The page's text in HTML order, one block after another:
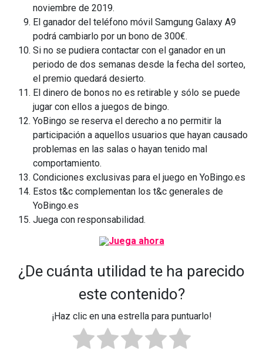
noviembre de 2019.
El ganador del teléfono móvil Samgung Galaxy A9
podrá cambiarlo por un bono de 300€.
Si no se pudiera contactar con el ganador en un
periodo de dos semanas desde la fecha del sorteo,
el premio quedará desierto.
El dinero de bonos no es retirable y sólo se puede
jugar con ellos a juegos de bingo.
YoBingo se reserva el derecho a no permitir la
participación a aquellos usuarios que hayan causado
problemas en las salas o hayan tenido mal
comportamiento.
Condiciones exclusivas para el juego en YoBingo.es
Estos t&c complementan los t&c generales de
YoBingo.es
Juega con responsabilidad.
¿De cuánta utilidad te ha parecido
este contenido?
¡Haz clic en una estrella para puntuarlo!